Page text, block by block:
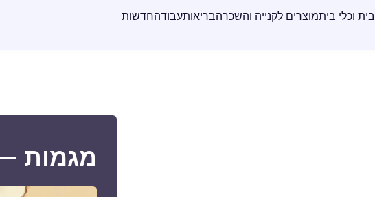
בית וכלי ביתמוצרים לקנייה והשכרהבריאותעבודהחדשות
מגמות